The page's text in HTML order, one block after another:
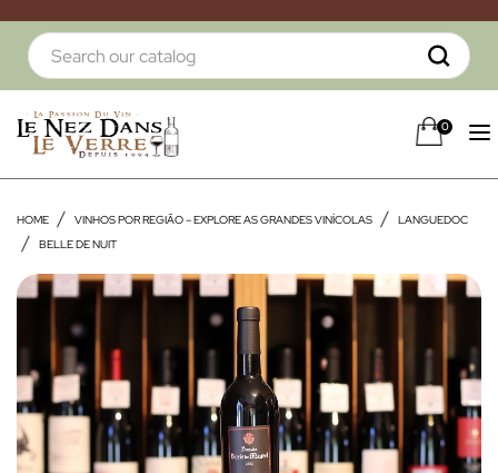
0
HOME VINHOS POR REGIÃO – EXPLORE AS GRANDES VINÍCOLAS
LANGUEDOC
BELLE DE NUIT